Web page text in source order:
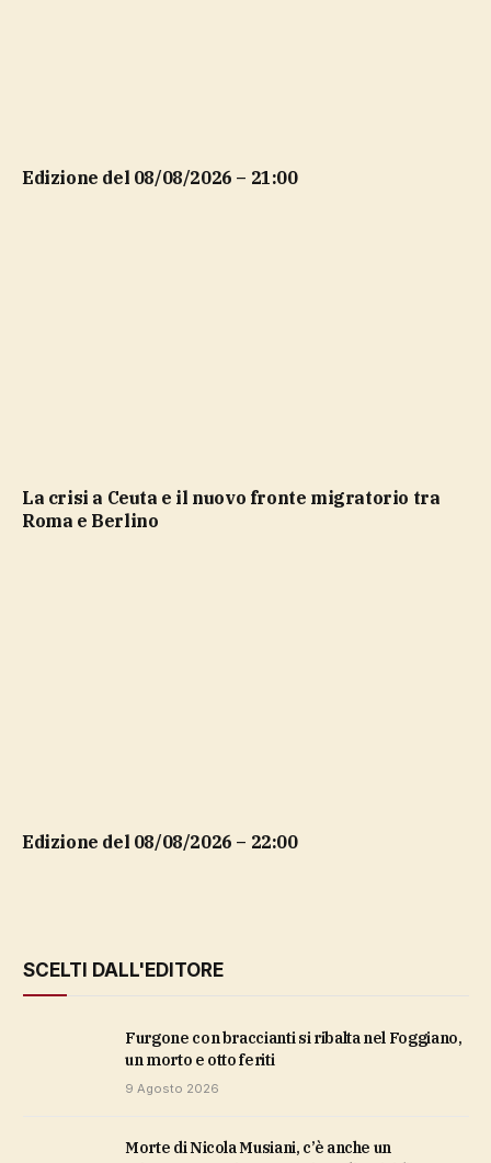
Edizione del 08/08/2026 – 21:00
La crisi a Ceuta e il nuovo fronte migratorio tra
Roma e Berlino
Edizione del 08/08/2026 – 22:00
SCELTI DALL'EDITORE
Furgone con braccianti si ribalta nel Foggiano,
un morto e otto feriti
9 Agosto 2026
Morte di Nicola Musiani, c’è anche un